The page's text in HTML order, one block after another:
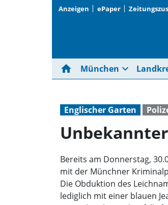
Anzeigen ePaper
home München expand_more
Englischer Garten
Bereits am Donnerstag,
mit der Münchner
Die Obduktion des
lediglich mit einer blauen